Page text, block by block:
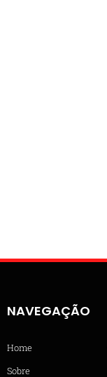
NAVEGAÇÃO
Home
Sobre